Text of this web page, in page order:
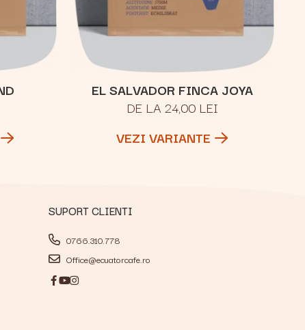
EL SALVADOR FINCA JOYA
DE LA 24,00 LEI
VEZI VARIANTE
SUPORT CLIENTI
0766.310.778
Office@ecuatorcafe.ro